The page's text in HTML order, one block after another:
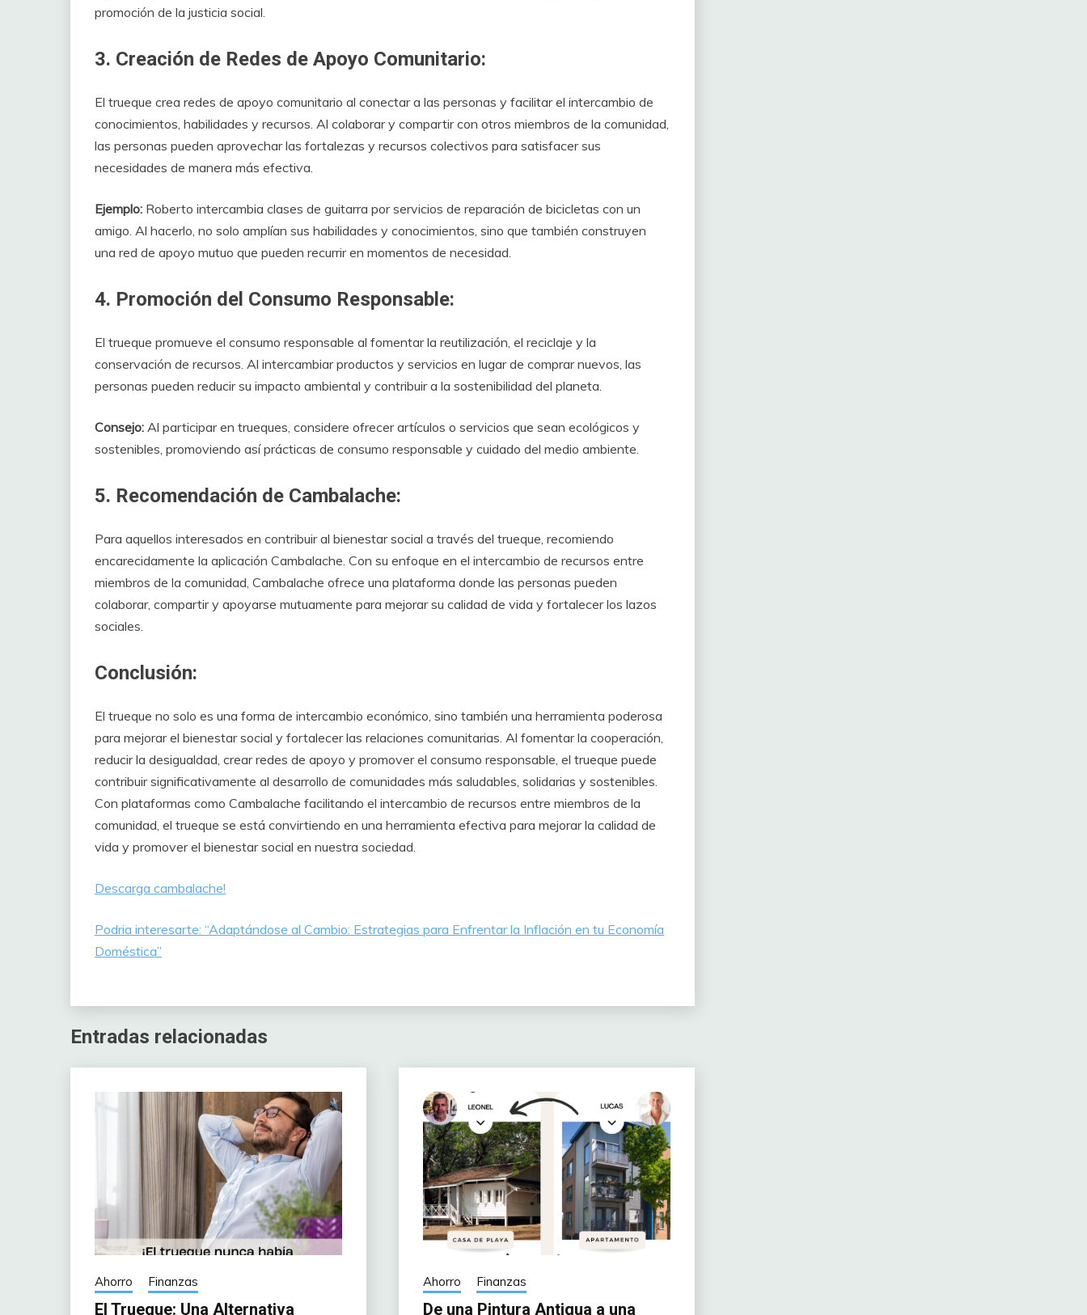
promoción de la justicia social.
3. Creación de Redes de Apoyo Comunitario:
El trueque crea redes de apoyo comunitario al conectar a las personas y facilitar el intercambio de
conocimientos, habilidades y recursos. Al colaborar y compartir con otros miembros de la comunidad,
las personas pueden aprovechar las fortalezas y recursos colectivos para satisfacer sus
necesidades de manera más efectiva.
Ejemplo: Roberto intercambia clases de guitarra por servicios de reparación de bicicletas con un
amigo. Al hacerlo, no solo amplían sus habilidades y conocimientos, sino que también construyen
una red de apoyo mutuo que pueden recurrir en momentos de necesidad.
4. Promoción del Consumo Responsable:
El trueque promueve el consumo responsable al fomentar la reutilización, el reciclaje y la
conservación de recursos. Al intercambiar productos y servicios en lugar de comprar nuevos, las
personas pueden reducir su impacto ambiental y contribuir a la sostenibilidad del planeta.
Consejo: Al participar en trueques, considere ofrecer artículos o servicios que sean ecológicos y
sostenibles, promoviendo así prácticas de consumo responsable y cuidado del medio ambiente.
5. Recomendación de Cambalache:
Para aquellos interesados en contribuir al bienestar social a través del trueque, recomiendo
encarecidamente la aplicación Cambalache. Con su enfoque en el intercambio de recursos entre
miembros de la comunidad, Cambalache ofrece una plataforma donde las personas pueden
colaborar, compartir y apoyarse mutuamente para mejorar su calidad de vida y fortalecer los lazos
sociales.
Conclusión:
El trueque no solo es una forma de intercambio económico, sino también una herramienta poderosa
para mejorar el bienestar social y fortalecer las relaciones comunitarias. Al fomentar la cooperación,
reducir la desigualdad, crear redes de apoyo y promover el consumo responsable, el trueque puede
contribuir significativamente al desarrollo de comunidades más saludables, solidarias y sostenibles.
Con plataformas como Cambalache facilitando el intercambio de recursos entre miembros de la
comunidad, el trueque se está convirtiendo en una herramienta efectiva para mejorar la calidad de
vida y promover el bienestar social en nuestra sociedad.
Descarga cambalache!
Podria interesarte: “Adaptándose al Cambio: Estrategias para Enfrentar la Inflación en tu Economía
Doméstica”
Entradas relacionadas
Ahorro Finanzas
El Trueque: Una Alternativa
Ahorro Finanzas
De una Pintura Antigua a una